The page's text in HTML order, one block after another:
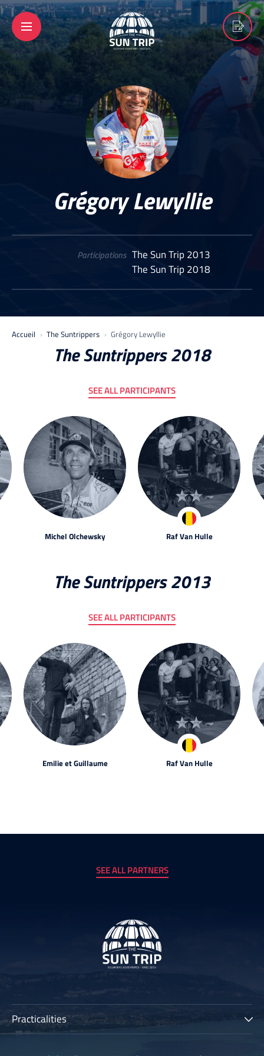
Grégory Lewyllie
Participations The Sun Trip 2013
The Sun Trip 2018
Accueil The Suntrippers Grégory Lewyllie
The Suntrippers 2018
SEE ALL PARTICIPANTS
Michel Olchewsky Raf Van Hulle
The Suntrippers 2013
SEE ALL PARTICIPANTS
Emilie et Guillaume Raf Van Hulle
SEE ALL PARTNERS
Practicalities